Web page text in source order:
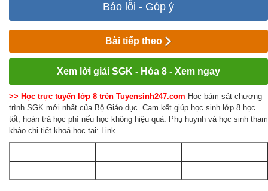
Báo lỗi - Góp ý
Bài tiếp theo
Xem lời giải SGK - Hóa 8 - Xem ngay
>> Học trực tuyến lớp 8 trên Tuyensinh247.com Học bám sát chương
trình SGK mới nhất của Bộ Giáo dục. Cam kết giúp học sinh lớp 8 học
tốt, hoàn trả học phí nếu học không hiệu quả. Phụ huynh và học sinh tham
khảo chi tiết khoá học tại: Link